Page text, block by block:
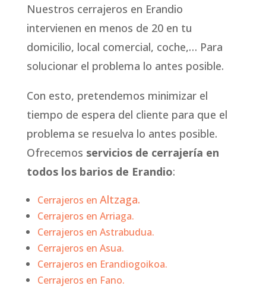
Nuestros cerrajeros en Erandio
intervienen en menos de 20 en tu
domicilio, local comercial, coche,… Para
solucionar el problema lo antes posible.
Con esto, pretendemos minimizar el
tiempo de espera del cliente para que el
problema se resuelva lo antes posible.
Ofrecemos servicios de cerrajería en
todos los barios de Erandio:
Cerrajeros en Altzaga.
Cerrajeros en Arriaga.
Cerrajeros en Astrabudua.
Cerrajeros en Asua.
Cerrajeros en Erandiogoikoa.
Cerrajeros en Fano.